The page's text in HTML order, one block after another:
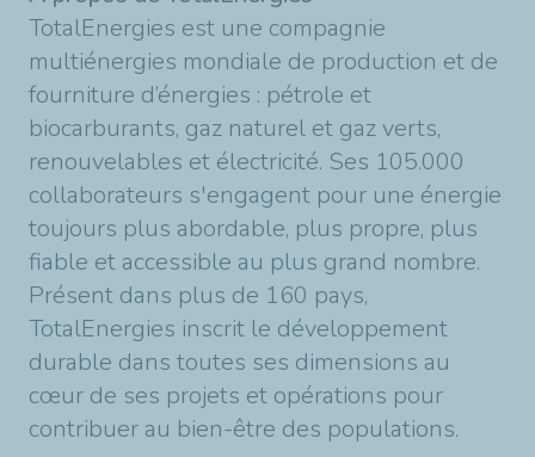
TotalEnergies est une compagnie
multiénergies mondiale de production et de
fourniture d’énergies : pétrole et
biocarburants, gaz naturel et gaz verts,
renouvelables et électricité. Ses 105.000
collaborateurs s'engagent pour une énergie
toujours plus abordable, plus propre, plus
fiable et accessible au plus grand nombre.
Présent dans plus de 160 pays,
TotalEnergies inscrit le développement
durable dans toutes ses dimensions au
cœur de ses projets et opérations pour
contribuer au bien-être des populations.